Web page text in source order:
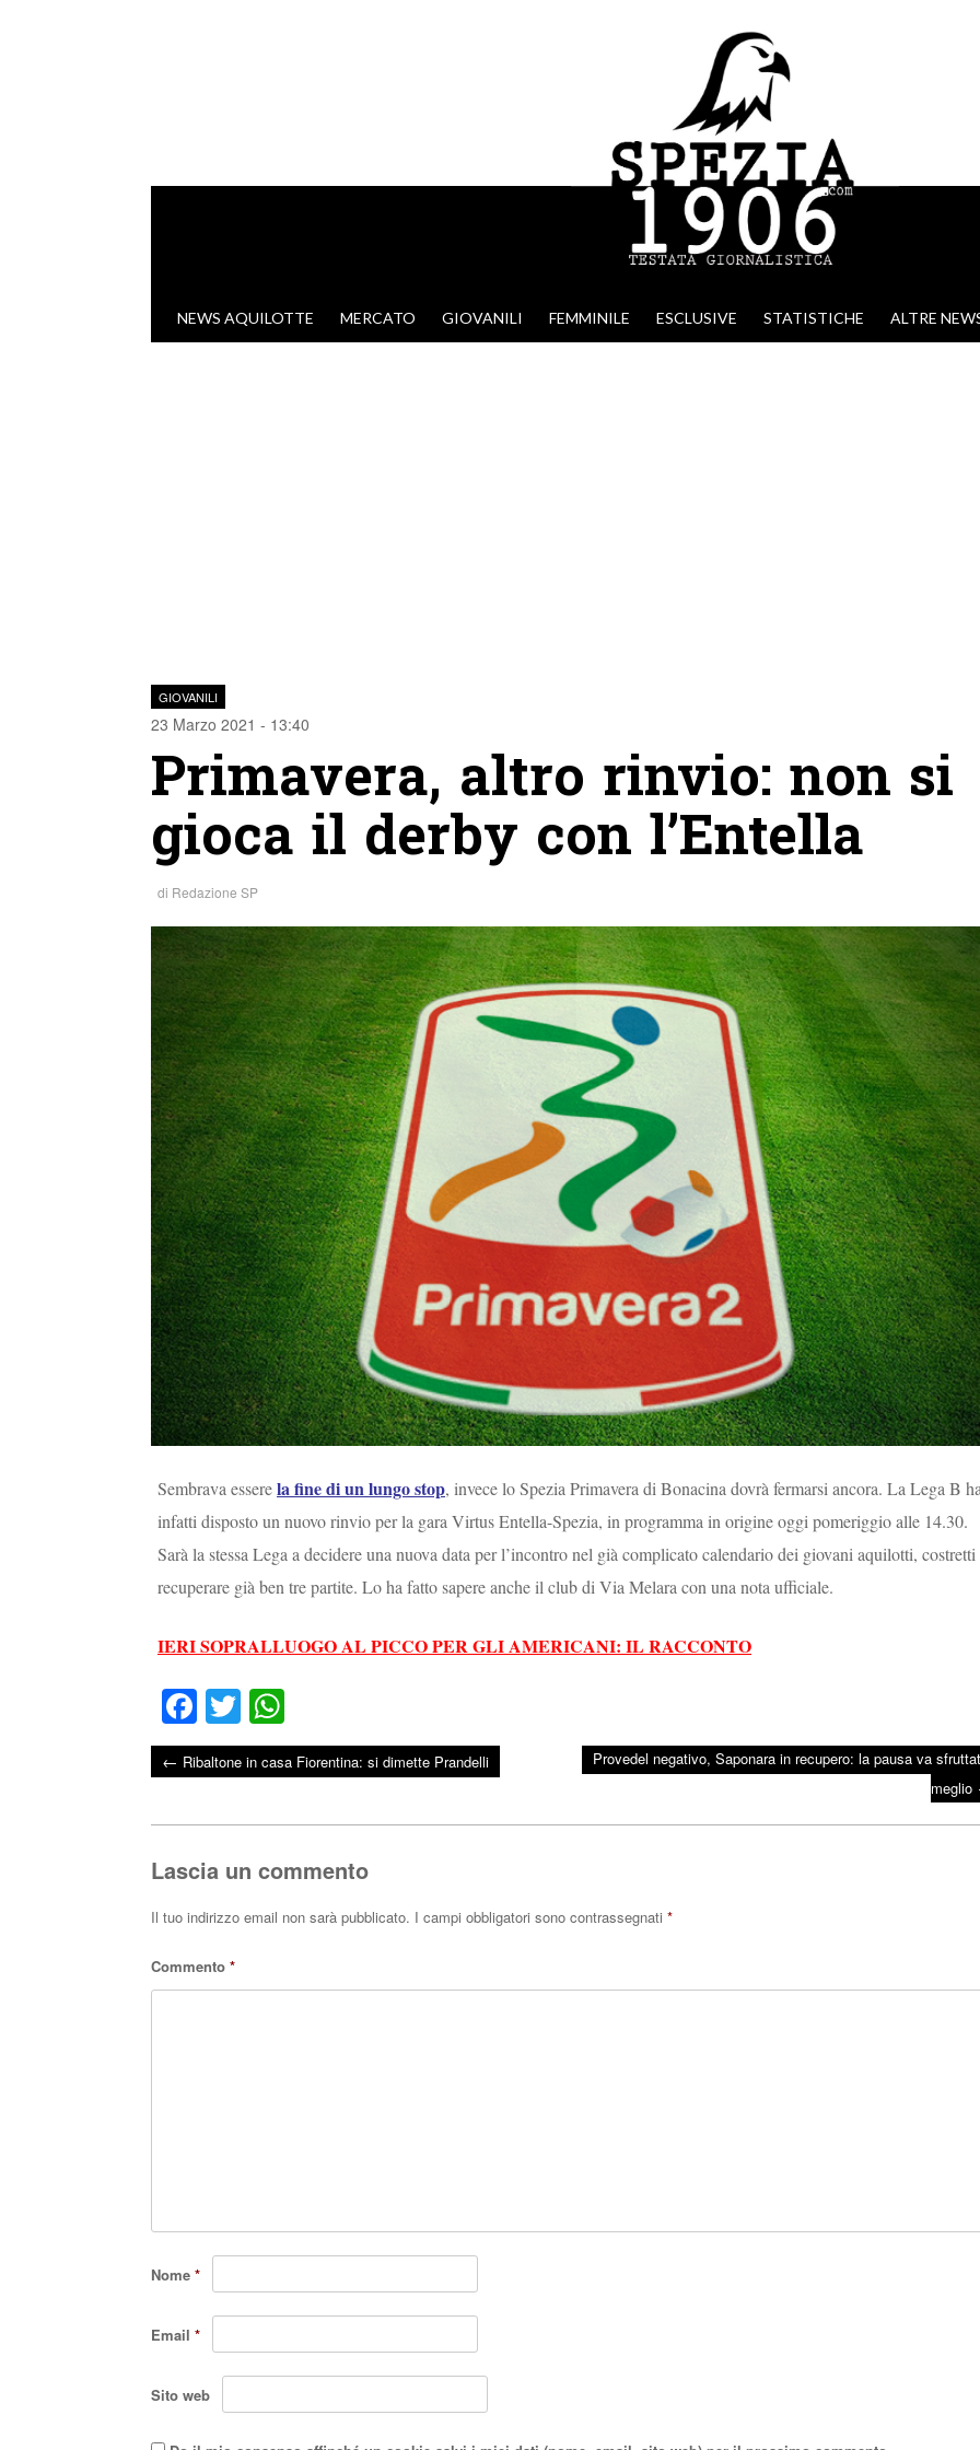
VAI AL CONTENUTO
NEWS AQUILOTTE MERCATO GIOVANILI FEMMINILE ESCLUSIVE STATISTICHE ALTRE
GIOVANILI
23 Marzo 2021 - 13:40
Primavera, altro rinvio: non si
gioca il derby con l’Entella
di Redazione SP
Sembrava esserela fine di un lungo stop, invece lo Spezia Primavera di Bonacina dovrà fermarsi ancora. La Lega B ha
infatti disposto un nuovo rinvio per la gara Virtus Entella-Spezia, in programma in origine oggi pomeriggio alle 14.30.
Sarà la stessa Lega a decidere una nuova data per l’incontro nel già complicato calendario dei giovani aquilotti, costretti
recuperare già ben tre partite. Lo ha fatto sapere anche il club di Via Melara con una nota ufficiale.
IERI SOPRALLUOGO AL PICCO PER GLI AMERICANI: IL RACCONTO
Fa
ce
bo
T
wi
tte
ha
ts
← Ribaltone in casa Fiorentina: si dimette Prandelli
Provedel negativo, Saponara in recupero: la pausa va
meglio
Lascia un commento
Il tuo indirizzo email non sarà pubblicato. I campi obbligatori sono contrassegnati *
Commento *
Nome *
Email *
Sito web